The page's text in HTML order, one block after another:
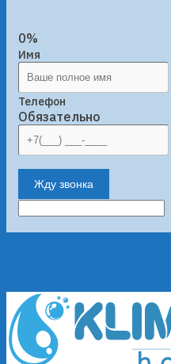
0%
Имя
Телефон
Обязательно
Жду звонка